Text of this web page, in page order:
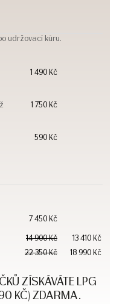
udržovací kúru.
1 490 Kč
1 750 Kč
590 Kč
7 450 Kč
14 900 Kč
13 410 Kč
22 350 Kč 18 990 Kč
ZÍSKÁVÁTE LPG
KČ) ZDARMA.